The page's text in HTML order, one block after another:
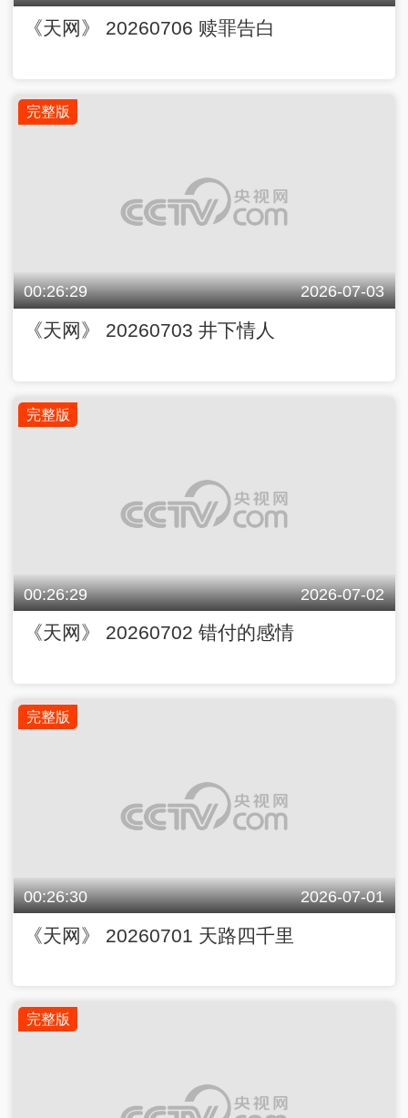
《天网》 20260706 赎罪告白
完整版
00:26:29 2026-07-03
《天网》 20260703 井下情人
完整版
00:26:29 2026-07-02
《天网》 20260702 错付的感情
完整版
00:26:30 2026-07-01
《天网》 20260701 天路四千里
完整版